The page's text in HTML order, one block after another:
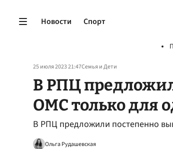
Новости Спорт
25 июля 2023 21:47Семья и Дети
В РПЦ
ОМС только для
В РПЦ предложили постепенно
Ольга Рудашевская